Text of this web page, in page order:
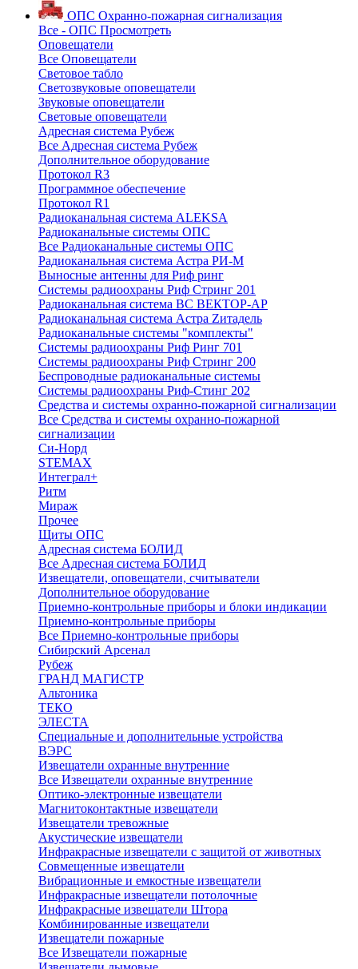
ОПС Охранно-пожарная сигнализация
Все - ОПС Просмотреть
Оповещатели
Все Оповещатели
Световое табло
Светозвуковые оповещатели
Звуковые оповещатели
Световые оповещатели
Адресная система Рубеж
Все Адресная система Рубеж
Дополнительное оборудование
Протокол R3
Программное обеспечение
Протокол R1
Радиоканальная система ALEKSA
Радиоканальные системы ОПС
Все Радиоканальные системы ОПС
Радиоканальная система Астра РИ-М
Выносные антенны для Риф ринг
Системы радиоохраны Риф Стринг 201
Радиоканальная система ВС ВЕКТОР-АР
Радиоканальная система Астра Zитадель
Радиоканальные системы "комплекты"
Системы радиоохраны Риф Ринг 701
Системы радиоохраны Риф Стринг 200
Беспроводные радиоканальные системы
Системы радиоохраны Риф-Стинг 202
Средства и системы охранно-пожарной сигнализации
Все Средства и системы охранно-пожарной
сигнализации
Си-Норд
STEMAX
Интеграл+
Ритм
Мираж
Прочее
Щиты ОПС
Адресная система БОЛИД
Все Адресная система БОЛИД
Извещатели, оповещатели, считыватели
Дополнительное оборудование
Приемно-контрольные приборы и блоки индикации
Приемно-контрольные приборы
Все Приемно-контрольные приборы
Сибирский Арсенал
Рубеж
ГРАНД МАГИСТР
Альтоника
ТЕКО
ЭЛЕСТА
Специальные и дополнительные устройства
ВЭРС
Извещатели охранные внутренние
Все Извещатели охранные внутренние
Оптико-электронные извещатели
Магнитоконтактные извещатели
Извещатели тревожные
Акустические извещатели
Инфракрасные извещатели с защитой от животных
Совмещенные извещатели
Вибрационные и емкостные извещатели
Инфракрасные извещатели потолочные
Инфракрасные извещатели Штора
Комбинированные извещатели
Извещатели пожарные
Все Извещатели пожарные